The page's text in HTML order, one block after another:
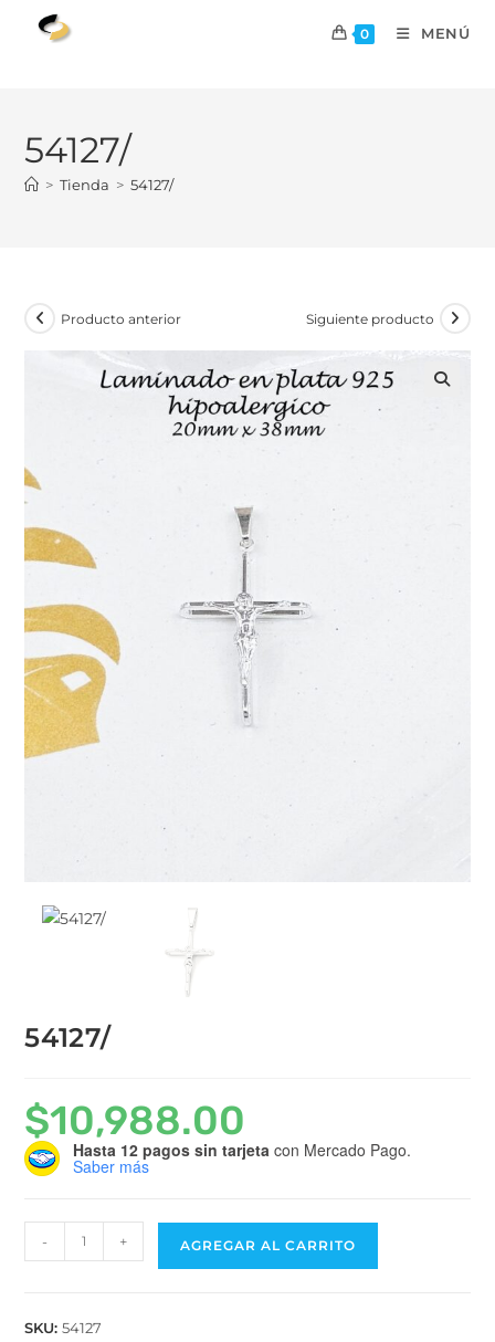
0 MENÚ
54127/
> Tienda > 54127/
Producto anterior Siguiente producto
54127/
$10,988.00
Hasta 12 pagos sin tarjeta con Mercado Pago.
Saber más
- + AGREGAR AL CARRITO
SKU:54127